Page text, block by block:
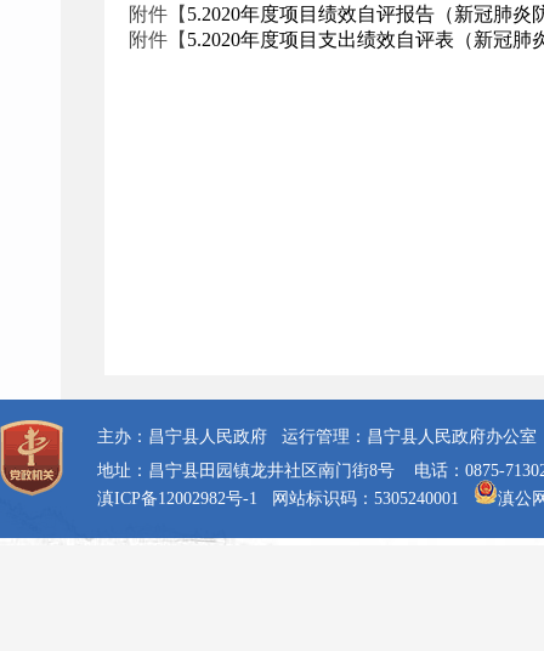
附件【 5.2020年度项目绩效自评报告（新冠肺炎
附件【 5.2020年度项目支出绩效自评表（新冠肺